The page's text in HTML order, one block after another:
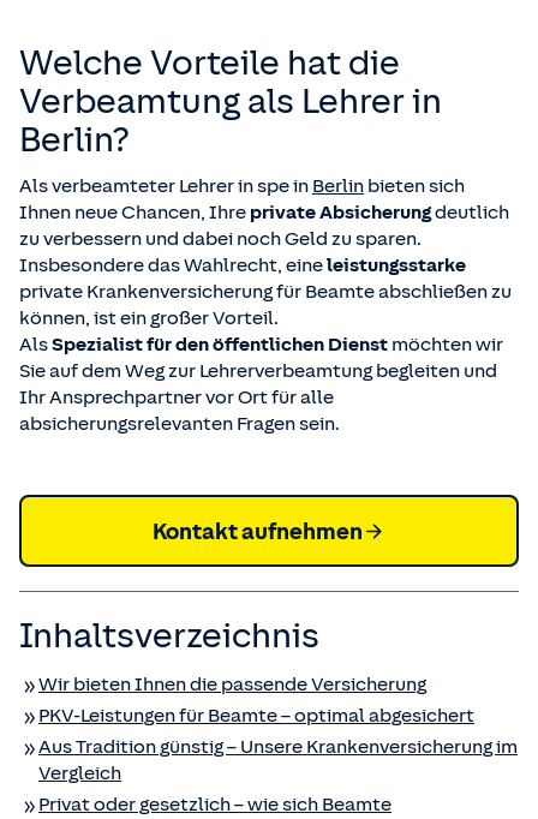
Welche Vorteile hat die
Verbeamtung als Lehrer in
Berlin?
Als verbeamteter Lehrer in spe in Berlin bieten sich
Ihnen neue Chancen, Ihre private Absicherungdeutlich
zu verbessern und dabei noch Geld zu sparen.
Insbesondere das Wahlrecht, eineleistungsstarke
private Krankenversicherung für Beamteabschließen zu
können, ist ein großer Vorteil.
AlsSpezialist für den öffentlichen Dienst möchten wir
Sie auf dem Weg zur Lehrerverbeamtung begleiten und
Ihr Ansprechpartner vor Ort für alle
absicherungsrelevanten Fragen sein.
Kontakt aufnehmen
Inhaltsverzeichnis
Wir bieten Ihnen die passende Versicherung
PKV-Leistungen für Beamte – optimal abgesichert
Aus Tradition günstig – Unsere Kranken­versicherung im
Vergleich
Privat oder gesetzlich – wie sich Beamte